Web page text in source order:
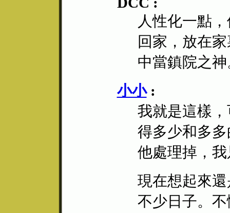
人性化一點
回家，放在
中當鎮院之神
小小:
我就是這樣
得多少和多
他處理掉，
現在想起來
不少日子。